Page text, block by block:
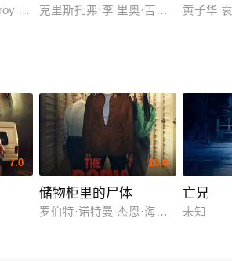
Sabrina De La Hoz Margarita Kenéfic
克里斯托弗·李 里奥·吉恩 Skip 维克
黄子华
7.0 10.0
储物柜里的尸体
罗伯特·诺特曼 杰恩·海特迈尔
亡兄
未知